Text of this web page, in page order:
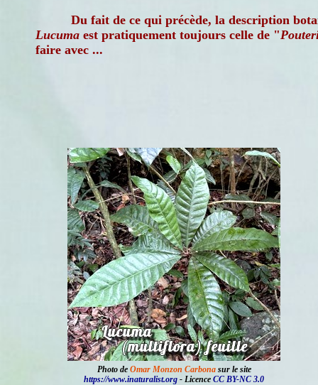
Du fait de ce qui précède, la description
Lucuma est pratiquement toujours celle de "
faire avec ...
Photo de Omar Monzon Carbonasur le site
https://www.inaturalist.org - Licence CC BY-NC 3.0